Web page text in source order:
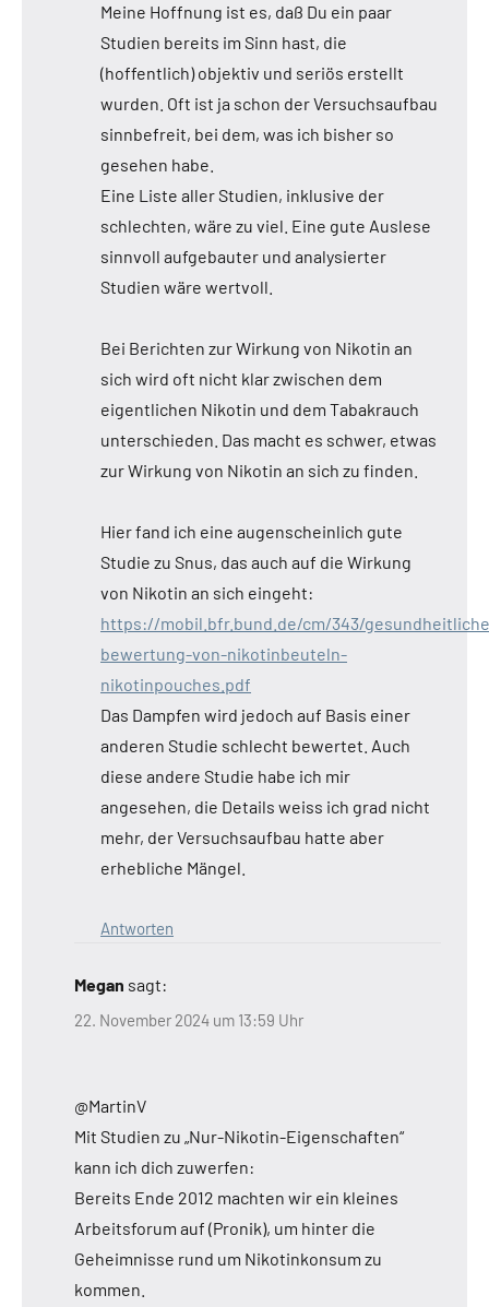
Meine Hoffnung ist es, daß Du ein paar
Studien bereits im Sinn hast, die
(hoffentlich) objektiv und seriös erstellt
wurden. Oft ist ja schon der Versuchsaufbau
sinnbefreit, bei dem, was ich bisher so
gesehen habe.
Eine Liste aller Studien, inklusive der
schlechten, wäre zu viel. Eine gute Auslese
sinnvoll aufgebauter und analysierter
Studien wäre wertvoll.
Bei Berichten zur Wirkung von Nikotin an
sich wird oft nicht klar zwischen dem
eigentlichen Nikotin und dem Tabakrauch
unterschieden. Das macht es schwer, etwas
zur Wirkung von Nikotin an sich zu finden.
Hier fand ich eine augenscheinlich gute
Studie zu Snus, das auch auf die Wirkung
von Nikotin an sich eingeht:
https://mobil.bfr.bund.de/cm/343/
bewertung-von-nikotinbeuteln-
nikotinpouches.pdf
Das Dampfen wird jedoch auf Basis einer
anderen Studie schlecht bewertet. Auch
diese andere Studie habe ich mir
angesehen, die Details weiss ich grad nicht
mehr, der Versuchsaufbau hatte aber
erhebliche Mängel.
Antworten
Megan sagt:
22. November 2024 um 13:59 Uhr
@MartinV
Mit Studien zu „Nur-Nikotin-Eigenschaften“
kann ich dich zuwerfen:
Bereits Ende 2012 machten wir ein kleines
Arbeitsforum auf (Pronik), um hinter die
Geheimnisse rund um Nikotinkonsum zu
kommen.